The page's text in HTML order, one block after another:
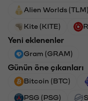
Alien Worlds (TLM)
Kite (KITE)
Yeni eklenenler
Gram (GRAM)
Günün öne çıkanları
Bitcoin (BTC)
PSG (PSG)